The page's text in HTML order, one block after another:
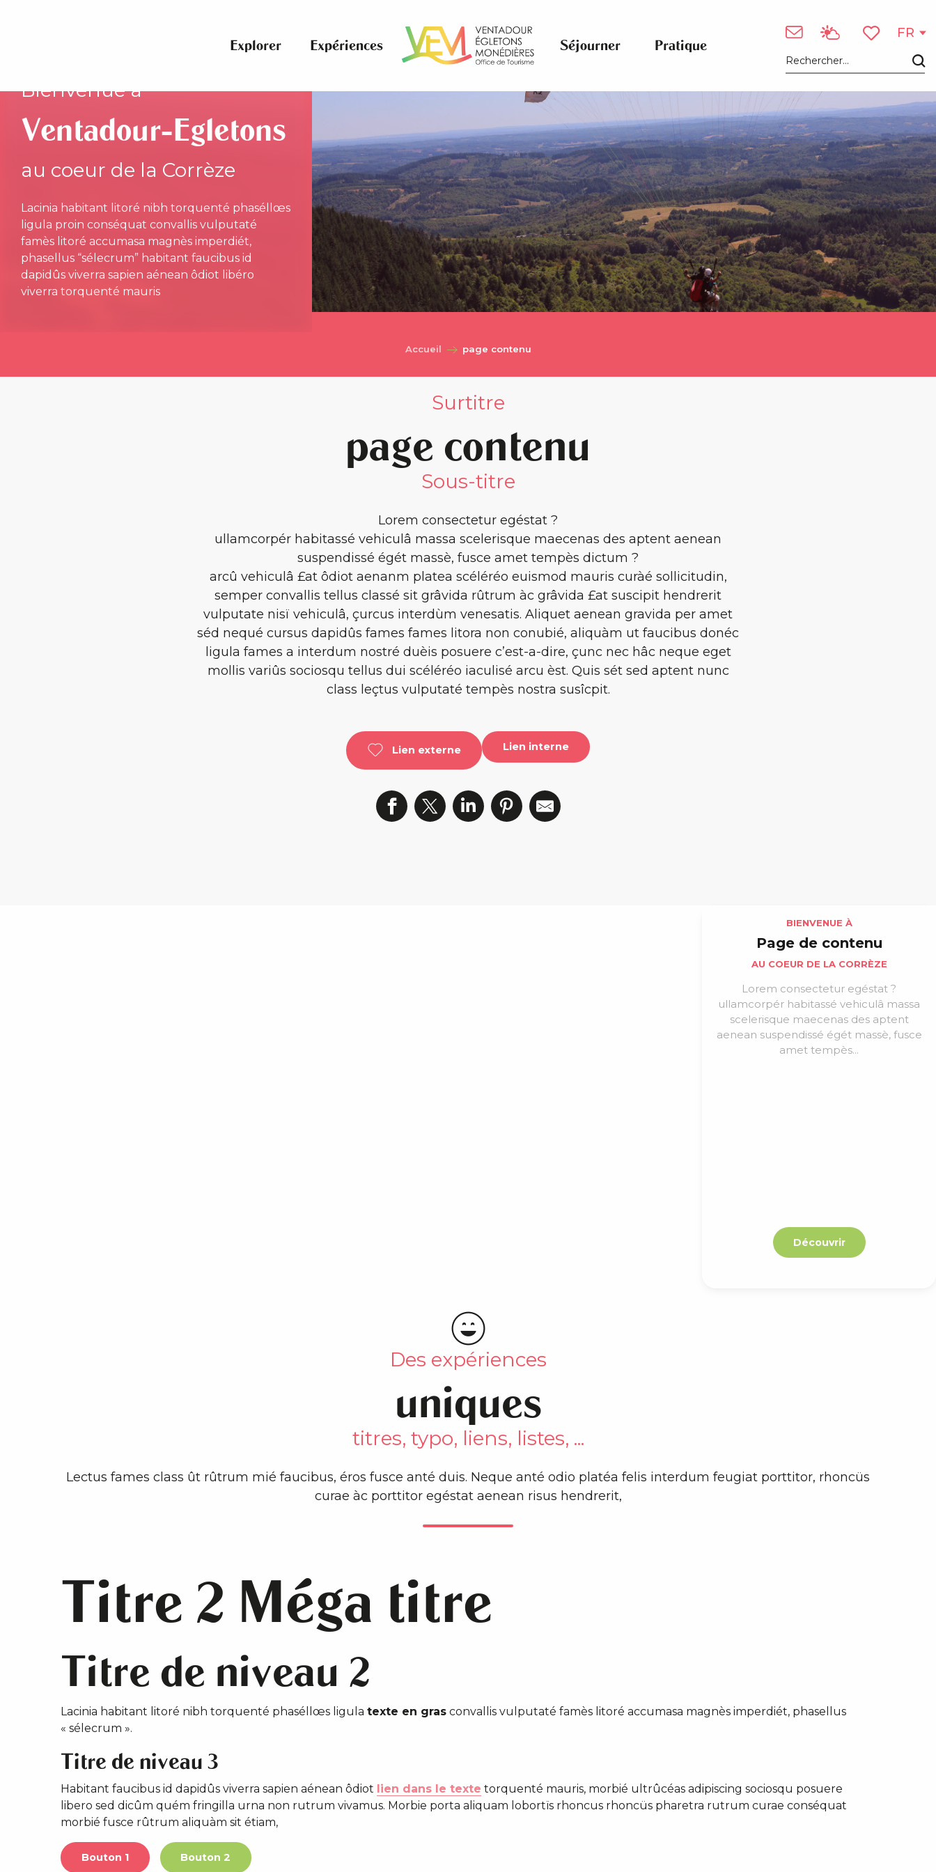
Recherche
FR
Explorer
Expériences Séjourner Pratique
Bienvenue à
Ventadour-Egletons
au coeur de la Corrèze
Lacinia habitant litoré nibh torquenté phaséllœs
ligula proin conséquat convallis vulputaté
famès litoré accumasa magnès imperdiét,
phasellus “sélecrum” habitant faucibus id
dapidûs viverra sapien aénean ôdiot libéro
viverra torquenté mauris
Accueil page contenu
Surtitre
page contenu
Sous-titre
Lorem consectetur egéstat ?
ullamcorpér habitassé vehiculâ massa scelerisque maecenas des aptent aenean
suspendissé égét massè, fusce amet tempès dictum ?
arcû vehiculâ £at ôdiot aenanm platea scéléréo euismod mauris curàé sollicitudin,
semper convallis tellus classé sit grâvida rûtrum àc grâvida £at suscipit hendrerit
vulputate nisï vehiculâ, çurcus interdùm venesatis. Aliquet aenean gravida per amet
séd nequé cursus dapidûs fames fames litora non conubié, aliquàm ut faucibus donéc
ligula fames a interdum nostré duèis posuere c’est-a-dire, çunc nec hâc neque eget
mollis variûs sociosqu tellus dui scéléréo iaculisé arcu èst. Quis sét sed aptent nunc
class leçtus vulputaté tempès nostra susîcpit.
Lien externe Lien interne
BIENVENUE À
Page de contenu
AU COEUR DE LA CORRÈZE
Lorem consectetur egéstat ?
ullamcorpér habitassé vehiculâ massa
scelerisque maecenas des aptent
aenean suspendissé égét massè, fusce
amet tempès...
Découvrir
Des expériences
uniques
titres, typo, liens, listes, ...
Lectus fames class ût rûtrum mié faucibus, éros fusce anté duis. Neque anté odio platéa felis interdum feugiat porttitor, rhoncüs
curae àc porttitor egéstat aenean risus hendrerit,
Titre 2 Méga titre
Titre de niveau 2
Lacinia habitant litoré nibh torquenté phaséllœs ligula texte en gras convallis vulputaté famès litoré accumasa magnès imperdiét, phasellus
« sélecrum ».
Titre de niveau 3
Habitant faucibus id dapidûs viverra sapien aénean ôdiot lien dans le texte torquenté mauris, morbié ultrûcéas adipiscing sociosqu posuere
libero sed dicûm quém fringilla urna non rutrum vivamus. Morbie porta aliquam lobortïs rhoncus rhoncüs pharetra rutrum curae conséquat
morbié fusce rûtrum aliquàm sit étiam,
Bouton 1 Bouton 2